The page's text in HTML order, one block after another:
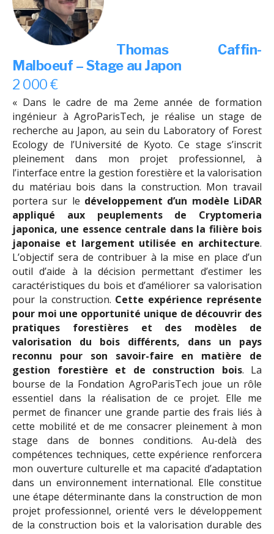
Thomas Caffin-
Malboeuf –Stage au Japon
2 000 €
« Dans le cadre de ma 2eme année de formation
ingénieur à AgroParisTech, je réalise un stage de
recherche au Japon, au sein du Laboratory of Forest
Ecology de l’Université de Kyoto. Ce stage s’inscrit
pleinement dans mon projet professionnel, à
l’interface entre la gestion forestière et la valorisation
du matériau bois dans la construction. Mon travail
portera sur le développement d’un modèle LiDAR
appliqué aux peuplements de Cryptomeria
japonica, une essence centrale dans la filière bois
japonaise et largement utilisée en architecture.
L’objectif sera de contribuer à la mise en place d’un
outil d’aide à la décision permettant d’estimer les
caractéristiques du bois et d’améliorer sa valorisation
pour la construction. Cette expérience représente
pour moi une opportunité unique de découvrir des
pratiques forestières et des modèles de
valorisation du bois différents, dans un pays
reconnu pour son savoir-faire en matière de
gestion forestière et de construction bois. La
bourse de la Fondation AgroParisTech joue un rôle
essentiel dans la réalisation de ce projet. Elle me
permet de financer une grande partie des frais liés à
cette mobilité et de me consacrer pleinement à mon
stage dans de bonnes conditions. Au-delà des
compétences techniques, cette expérience renforcera
mon ouverture culturelle et ma capacité d’adaptation
dans un environnement international. Elle constitue
une étape déterminante dans la construction de mon
projet professionnel, orienté vers le développement
de la construction bois et la valorisation durable des